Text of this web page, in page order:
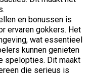
en bonussen is
ervaren gokkers. Het
wat essentieel
kunnen genieten
spelopties. Dit maakt
die serieus is